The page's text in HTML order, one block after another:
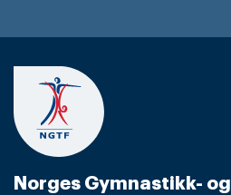
Norges Gymnastikk- og